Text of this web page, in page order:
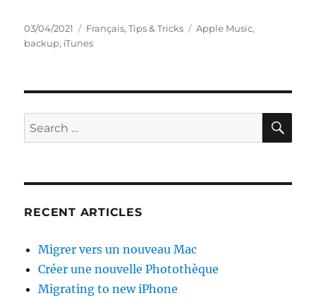
Posted
on
03/04/2021 Categories
Français,Tips & Tricks Tags
Apple Music,
backup, iTunes
Search
for:
RECENT ARTICLES
Migrer vers un nouveau Mac
Créer une nouvelle Photothèque
Migrating to new iPhone